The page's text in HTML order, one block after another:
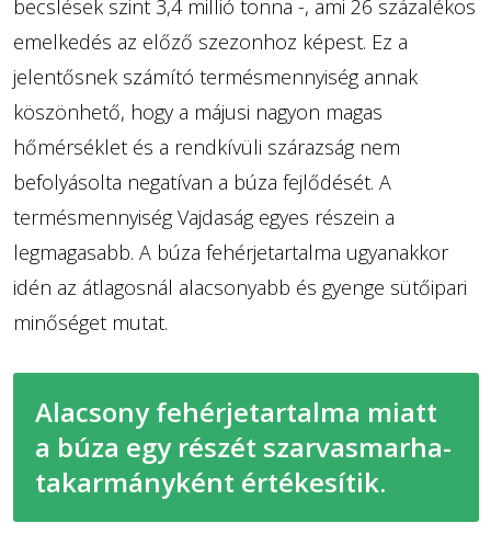
becslések szint 3,4 millió tonna -, ami 26 százalékos
emelkedés az előző szezonhoz képest. Ez a
jelentősnek számító termésmennyiség annak
köszönhető, hogy a májusi nagyon magas
hőmérséklet és a rendkívüli szárazság nem
befolyásolta negatívan a búza fejlődését. A
termésmennyiség Vajdaság egyes részein a
legmagasabb. A búza fehérjetartalma ugyanakkor
idén az átlagosnál alacsonyabb és gyenge sütőipari
minőséget mutat.
Alacsony fehérjetartalma miatt
a búza egy részét szarvasmarha-
takarmányként értékesítik.